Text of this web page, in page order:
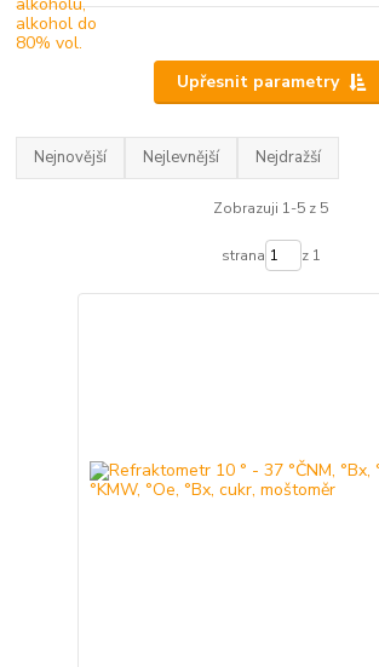
Upřesnit parametry
Nejnovější Nejlevnější Nejdražší
Zobrazuji 1-5 z 5
strana z 1